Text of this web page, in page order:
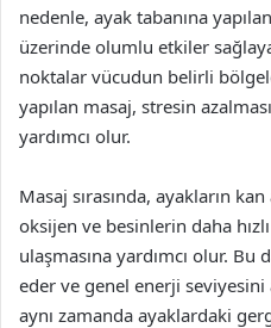
nedenle, ayak tabanına
üzerinde olumlu etkiler
noktalar vücudun belirli
yapılan masaj, stresin
yardımcı olur.
Masaj sırasında, ayakların kan
oksijen ve besinlerin daha
ulaşmasına yardımcı olur.
eder ve genel enerji seviyesini
aynı zamanda ayaklardaki